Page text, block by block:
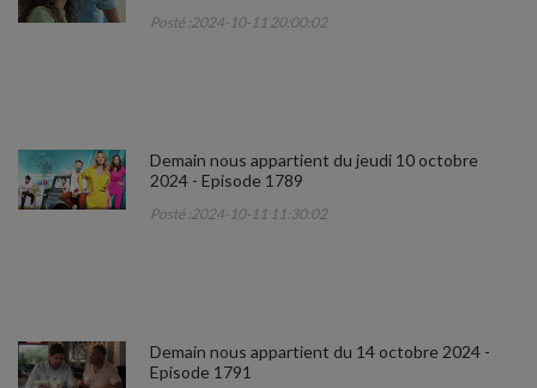
Posté :2024-10-11 20:00:02
Demain nous appartient du jeudi 10 octobre
2024 - Episode 1789
Posté :2024-10-11 11:30:02
Demain nous appartient du 14 octobre 2024 -
Episode 1791